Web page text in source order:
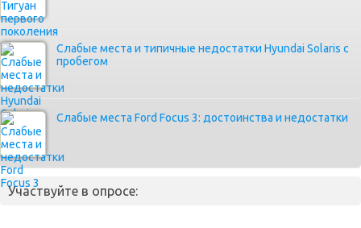
Слабые места и типичные недостатки Hyundai Solaris с
пробегом
Слабые места Ford Focus 3: достоинства и недостатки
Участвуйте в опросе: